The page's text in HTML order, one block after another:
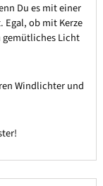
Du es mit einer
ob mit Kerze
Licht
Windlichter und